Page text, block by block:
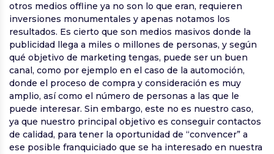
otros medios offline ya no son lo que eran, requieren
inversiones monumentales y apenas notamos los
resultados. Es cierto que son medios masivos donde la
publicidad llega a miles o millones de personas, y según
qué objetivo de marketing tengas, puede ser un buen
canal, como por ejemplo en el caso de la automoción,
donde el proceso de compra y consideración es muy
amplio, así como el número de personas a las que le
puede interesar. Sin embargo, este no es nuestro caso,
ya que nuestro principal objetivo es conseguir contactos
de calidad, para tener la oportunidad de “convencer” a
ese posible franquiciado que se ha interesado en nuestra